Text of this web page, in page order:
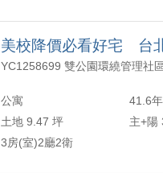
美校降價必看好宅 台
公寓 41.6年
土地 9.47 坪
主+陽
3房(室)2廳2衛